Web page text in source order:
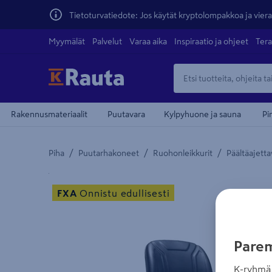
Tietoturvatiedote: Jos käytät kryptolompakkoa ja
Myymälät Palvelut Varaa aika Inspiraatio ja ohjeet
Rakennusmateriaalit Puutavara Kylpyhuone ja sauna
Piha / Puutarhakoneet / Ruohonleikkurit /
Yksityiskohtainen kuvaus löytyy Tuotteen kuvaus -
FXA Onnistu edullisesti
K-